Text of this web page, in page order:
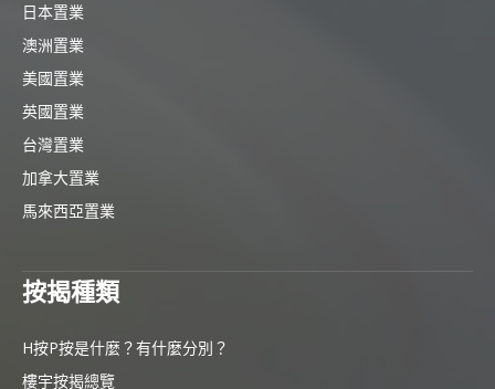
日本置業
澳洲置業
美國置業
英國置業
台灣置業
加拿大置業
馬來西亞置業
按揭種類
H按P按是什麼？有什麼分別？
樓宇按揭總覽